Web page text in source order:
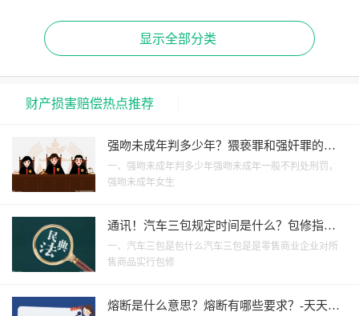
显示全部分类
财产损害赔偿热点推荐
强吻未成年判多少年？猥亵罪和强奸罪的区
别是什么？-焦点热门
一、强吻未成年判多少年强吻未成年一般不判处刑罚，
强吻未成年女生
通讯！汽车三包规定时间是什么？包修指是
什么？
一、汽车三包是包什么汽车三包是是零售商业企业对所
售商品实行包修
熔断是什么意思？熔断有哪些要求？-天天新